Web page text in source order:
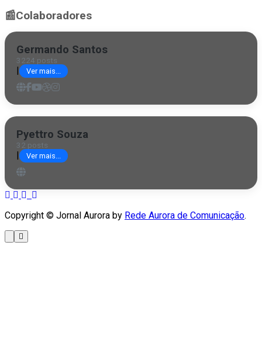
📰Colaboradores
Germando Santos
3224 posts
| Ver mais...
Pyettro Souza
32 posts
| Ver mais...
Copyright © Jornal Aurora by Rede Aurora de Comunicação.